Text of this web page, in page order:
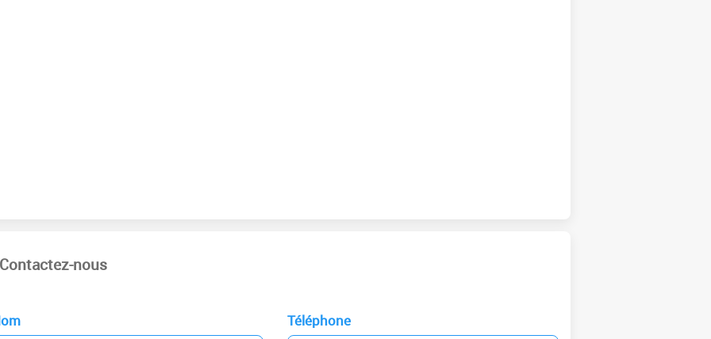
Contactez-nous
Téléphone